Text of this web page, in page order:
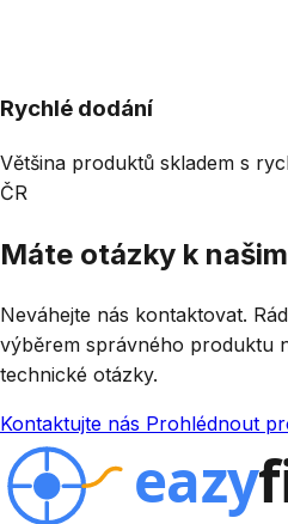
Rychlé dodání
Většina produktů skladem s
ČR
Máte otázky k
Neváhejte nás kontaktovat.
výběrem správného produktu
technické otázky.
Kontaktujte nás Prohlédnout